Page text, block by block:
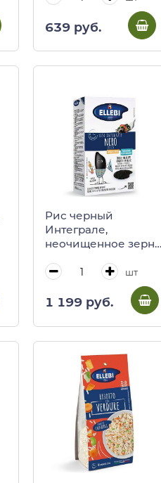
639 руб.
Рис черный
Интеграле,
неочищенное зерно
шт
1 199 руб.